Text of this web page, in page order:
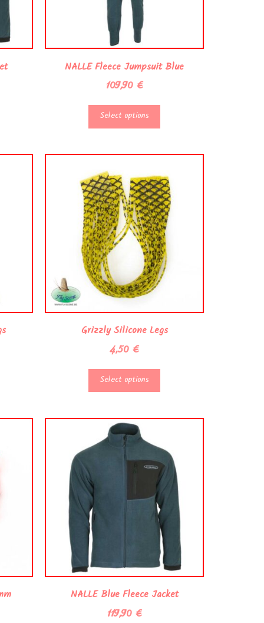
NALLE Fleece Jumpsuit Blue
109,90 €
Select options
Grizzly Silicone Legs
4,50 €
Select options
NALLE Blue Fleece Jacket
119,90 €